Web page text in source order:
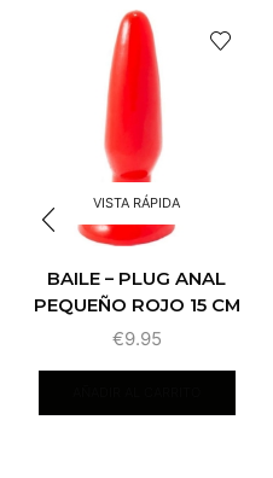
VISTA RÁPIDA
BAILE – PLUG ANAL
PEQUEÑO ROJO 15 CM
€9.95